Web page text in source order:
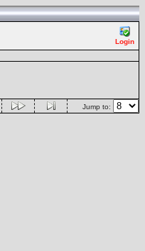
Login
Jump to: